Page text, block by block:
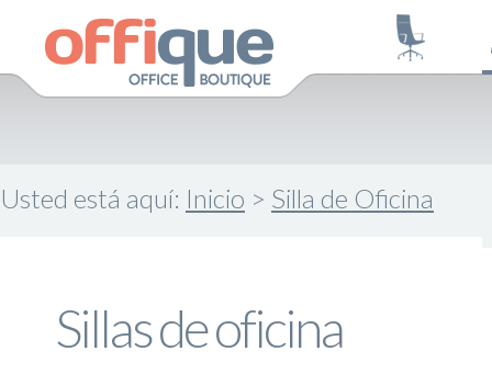
Usted está aquí: Inicio > Silla de Oficina
Sillas de oficina